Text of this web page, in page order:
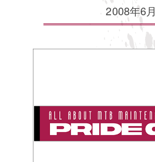
2008年6月